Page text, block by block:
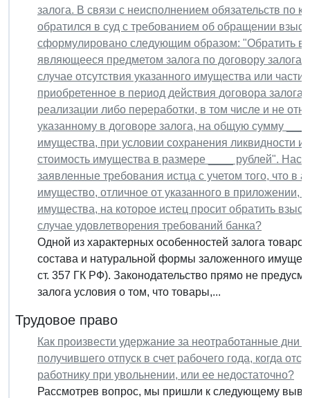
залога. В связи с неисполнением обязательств по
обратился в суд с требованием об обращении
сформулировано следующим образом: "Обратить
являющееся предметом залога по договору залога
случае отсутствия указанного имущества или
приобретенное в период действия договора
реализации либо переработки, в том числе и не
указанному в договоре залога, на общую сумму ___
имущества, при условии сохранения ликвидности
стоимость имущества в размере ____ рублей".
заявленные требования истца с учетом того, что в
имущество, отличное от указанного в приложении,
имущества, на которое истец просит обратить
случае удовлетворения требований банка?
Одной из характерных особенностей залога
состава и натуральной формы заложенного
ст. 357 ГК РФ). Законодательство прямо не
залога условия о том, что товары,...
Трудовое право
Как произвести удержание за неотработанные дни
получившего отпуск в счет рабочего года, когда
работнику при увольнении, или ее недостаточно?
Рассмотрев вопрос, мы пришли к следующему